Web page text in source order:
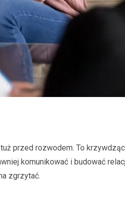
przed rozwodem. To
komunikować i budować
zgrzytać.